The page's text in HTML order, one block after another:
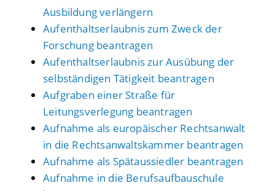
Ausbildung verlängern
Aufenthaltserlaubnis zum Zweck der
Forschung beantragen
Aufenthaltserlaubnis zur Ausübung der
selbständigen Tätigkeit beantragen
Aufgraben einer Straße für
Leitungsverlegung beantragen
Aufnahme als europäischer Rechtsanwalt
in die Rechtsanwaltskammer beantragen
Aufnahme als Spätaussiedler beantragen
Aufnahme in die Berufsaufbauschule